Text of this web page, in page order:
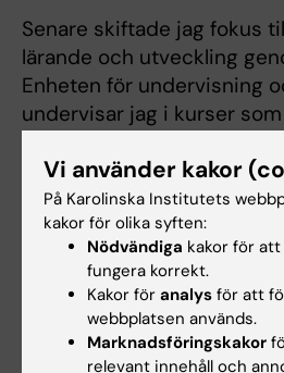
Senare skiftade jag fokus
lärande och utveckling
Enheten för undervisning
undervisar jag i kurser som
handledare i
Utöver undervisning leder
handledare och deltar i
samarbete med Region
utbildningsinstitutioner.
Vi använder kakor
På Karolinska Institutets
kakor för olika syften:
Nödvändiga kakor för
fungera korrekt.
Kakor för analys för att
webbplatsen används.
Marknadsföringskakor
relevant innehåll och